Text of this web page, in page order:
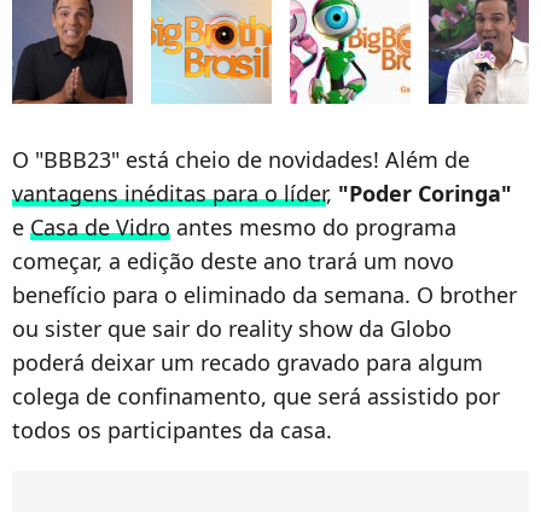
O "BBB23" está cheio de novidades! Além de
vantagens inéditas para o líder, "Poder Coringa"
e Casa de Vidro antes mesmo do programa
começar, a edição deste ano trará um novo
benefício para o eliminado da semana. O brother
ou sister que sair do reality show da Globo
poderá deixar um recado gravado para algum
colega de confinamento, que será assistido por
todos os participantes da casa.